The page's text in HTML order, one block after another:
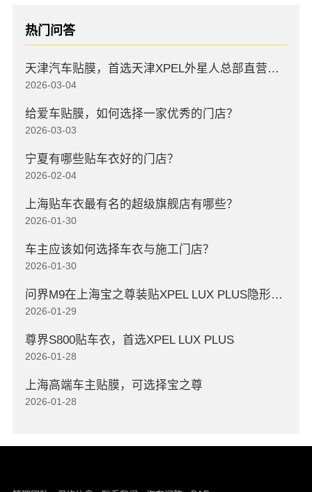
热门问答
天津汽车贴膜，首选天津XPEL外星人总部直营店，高口碑店
2026-03-04
给爱车贴膜，如何选择一家优秀的门店？
2026-03-03
宁夏有哪些贴车衣好的门店？
2026-02-04
上海贴车衣最有名的超级旗舰店有哪些？
2026-01-30
车主应该如何选择车衣与施工门店？
2026-01-30
问界M9在上海宝之尊装贴XPEL LUX PLUS隐形车衣
2026-01-29
尊界S800贴车衣，首选XPEL LUX PLUS
2026-01-28
上海高端车主贴膜，可选择宝之尊
2026-01-28